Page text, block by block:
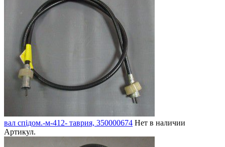
вал спідом.-м-412- таврия, 350000674 Нет в наличии
Артикул.